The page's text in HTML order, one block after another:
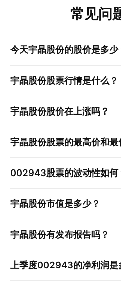
常见问
今天宇晶股份的股价是多少
宇晶股份股票行情是什么？
宇晶股份股价在上涨吗？
宇晶股份股票的最高价和最
002943股票的波动性如何
宇晶股份市值是多少？
宇晶股份有发布报告吗？
上季度002943的净利润是